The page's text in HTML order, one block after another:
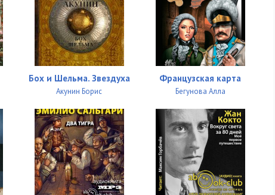
05:14
07:01
05:13
08:53
06:02
06:59
Бох и Шельма. Звездуха
Акунин Борис
Французская карта
Бегунова Алла